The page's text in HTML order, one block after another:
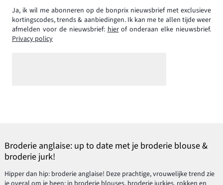
Ja, ik wil me abonneren op de bonprix nieuwsbrief met exclusieve
kortingscodes, trends & aanbiedingen. Ik kan me te allen tijde weer
afmelden voor de nieuwsbrief:hierof onderaan elke nieuwsbrief.
Privacy policy
Broderie anglaise: up to date met je broderie blouse &
broderie jurk!
Hipper dan hip: broderie anglaise! Deze prachtige, vrouwelijke trend zie